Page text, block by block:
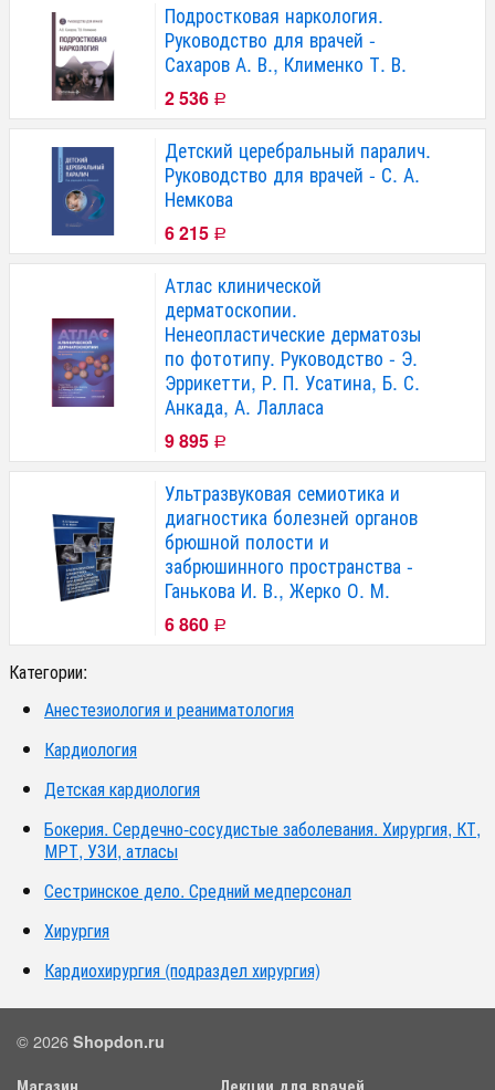
Подростковая наркология.
Руководство для врачей -
Сахаров А. В., Клименко Т. В.
2 536 Р
Детский церебральный паралич.
Руководство для врачей - С. А.
Немкова
6 215 Р
Атлас клинической
дерматоскопии.
Ненеопластические дерматозы
по фототипу. Руководство - Э.
Эррикетти, Р. П. Усатина, Б. С.
Анкада, А. Лалласа
9 895 Р
Ультразвуковая семиотика и
диагностика болезней органов
брюшной полости и
забрюшинного пространства -
Ганькова И. В., Жерко О. М.
6 860 Р
Категории:
Анестезиология и реаниматология
Кардиология
Детская кардиология
Бокерия. Сердечно-сосудистые заболевания. Хирургия, КТ,
МРТ, УЗИ, атласы
Сестринское дело. Средний медперсонал
Хирургия
Кардиохирургия (подраздел хирургия)
© 2026 Shopdon.ru